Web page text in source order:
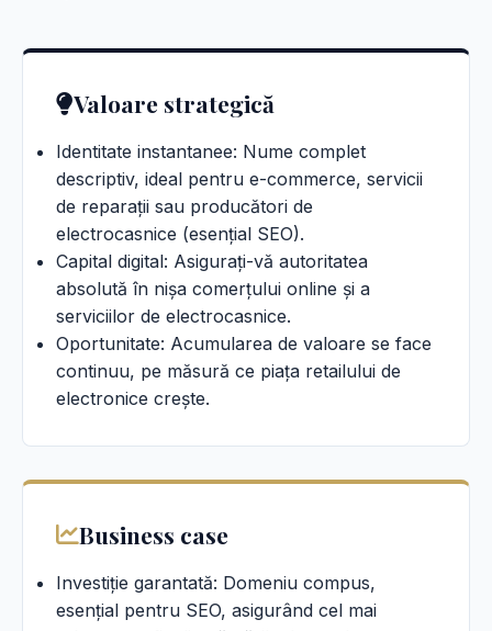
Valoare strategică
Identitate instantanee: Nume complet
descriptiv, ideal pentru e-commerce, servicii
de reparații sau producători de
electrocasnice (esențial SEO).
Capital digital: Asigurați-vă autoritatea
absolută în nișa comerțului online și a
serviciilor de electrocasnice.
Oportunitate: Acumularea de valoare se face
continuu, pe măsură ce piața retailului de
electronice crește.
Business case
Investiție garantată: Domeniu compus,
esențial pentru SEO, asigurând cel mai